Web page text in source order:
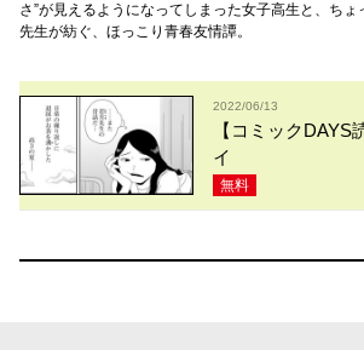
さ”が見えるようになってしまった女子高生と、ち
先生が紡ぐ、ほっこり青春友情譚。
2022/06/13
【コミックDAYS
イ
無料